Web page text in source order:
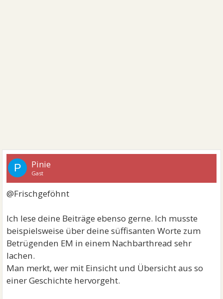
P Pinie
Gast
@Frischgeföhnt
Ich lese deine Beiträge ebenso gerne. Ich musste
beispielsweise über deine süffisanten Worte zum
Betrügenden EM in einem Nachbarthread sehr
lachen.
Man merkt, wer mit Einsicht und Übersicht aus so
einer Geschichte hervorgeht.